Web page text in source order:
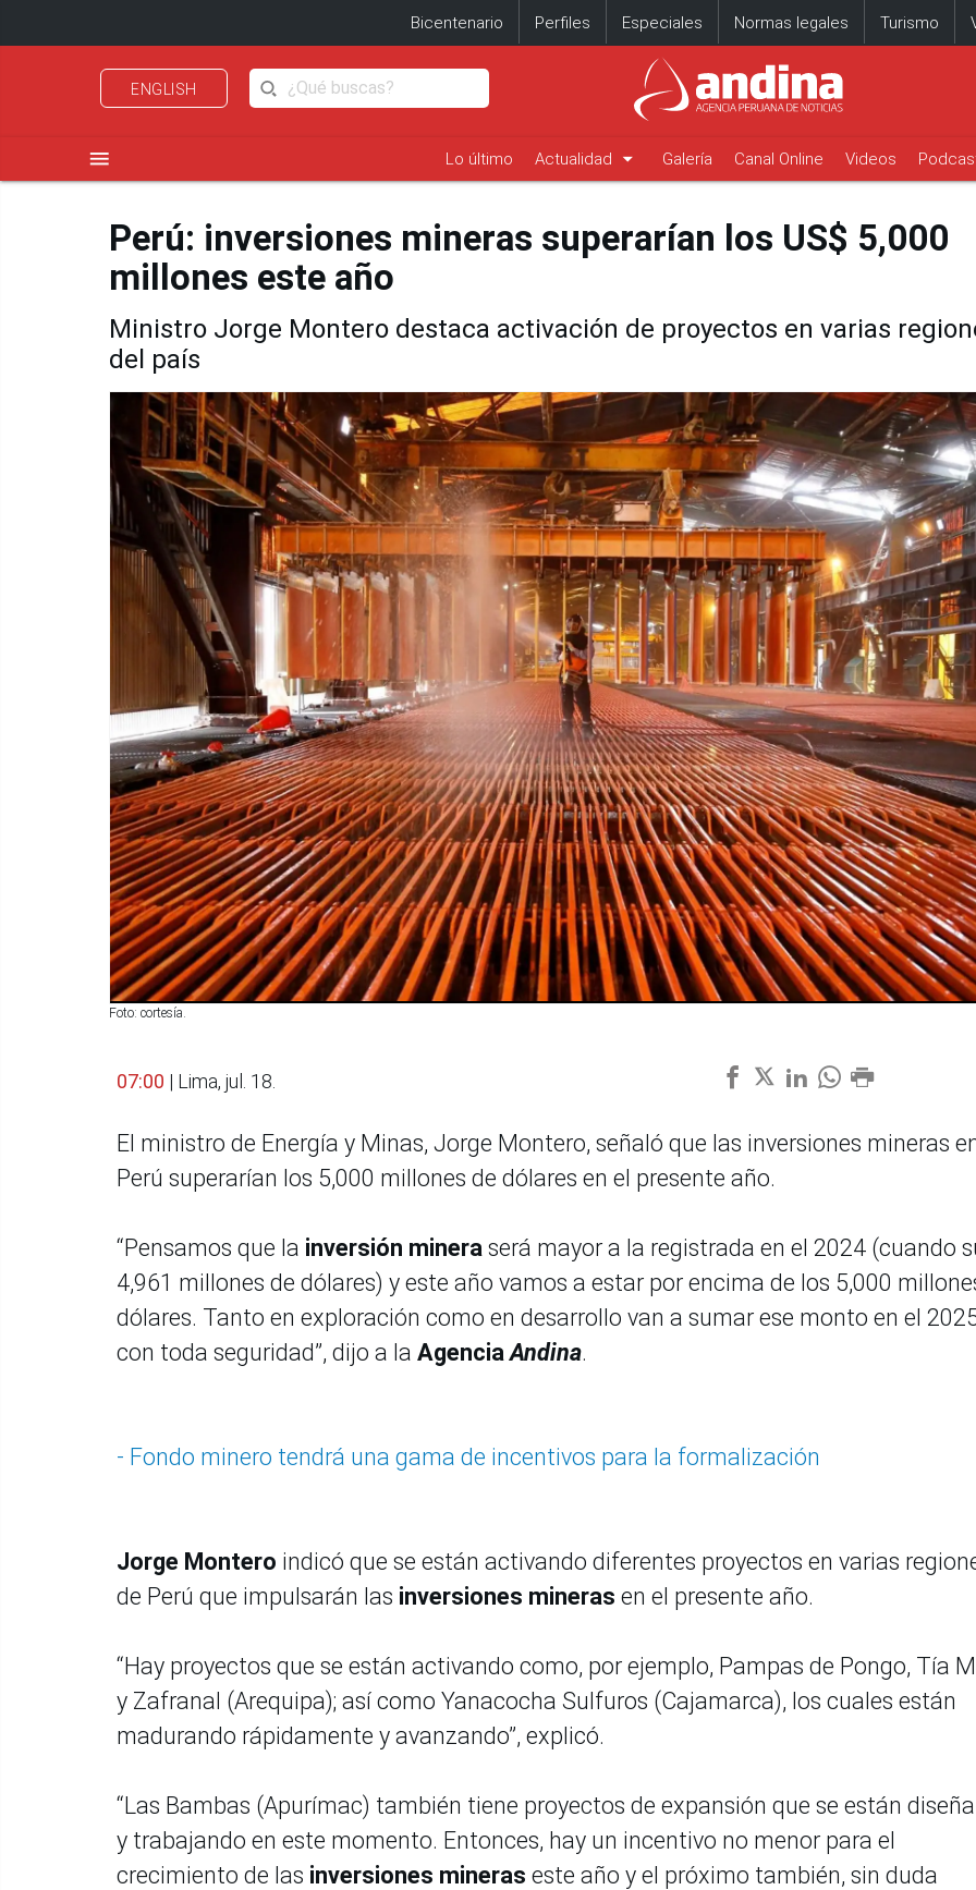
Bicentenario Perfiles Especiales Normas legales Turismo
ENGLISH
menu Lo último Actualidad arrow_drop_down Galería Canal Online Videos
Perú: inversiones mineras superarían los US$ 5,000
millones este año
Ministro Jorge Montero destaca activación de proyectos en varias
del país
Foto: cortesía.
07:00 | Lima, jul. 18.
El ministro de Energía y Minas, Jorge Montero, señaló que las inversiones mineras
Perú superarían los 5,000 millones de dólares en el presente año.
“Pensamos que la inversión minera será mayor a la registrada en el 2024 (cuando
4,961 millones de dólares) y este año vamos a estar por encima de los 5,000
dólares. Tanto en exploración como en desarrollo van a sumar ese monto en el
con toda seguridad”, dijo a la AgenciaAndina.
- Fondo minero tendrá una gama de incentivos para la formalización
Jorge Montero indicó que se están activando diferentes proyectos en varias
de Perú que impulsarán las inversiones mineras en el presente año.
“Hay proyectos que se están activando como, por ejemplo, Pampas de Pongo, Tía
y Zafranal (Arequipa); así como Yanacocha Sulfuros (Cajamarca), los cuales están
madurando rápidamente y avanzando”, explicó.
“Las Bambas (Apurímac) también tiene proyectos de expansión que se están
y trabajando en este momento. Entonces, hay un incentivo no menor para el
crecimiento de las inversiones mineras este año y el próximo también, sin duda